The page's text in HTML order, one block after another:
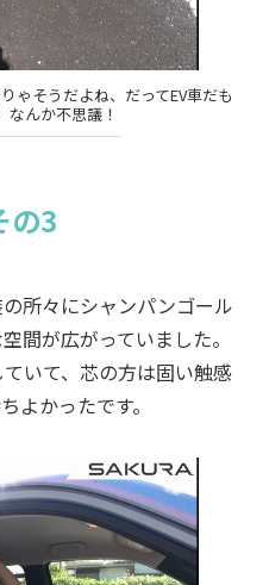
ゃそうだよね、だってEV車だも
んか不思議！
の3
所々にシャンパンゴール
間が広がっていました。
いて、芯の方は固い触感
よかったです。